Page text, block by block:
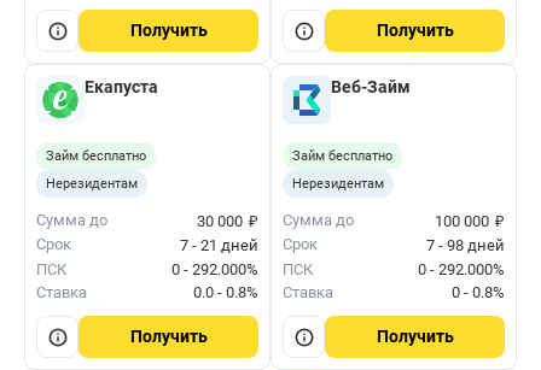
Получить Получить
Екапуста
Займ бесплатно
Нерезидентам
Сумма до 30 000 ₽
Срок
7 - 21 дней
ПСК
0 - 292.000%
Ставка
0.0 - 0.8%
Получить
Веб-Займ
Займ бесплатно
Нерезидентам
Сумма до 100 000 ₽
Срок
7 - 98 дней
ПСК
0 - 292.000%
Ставка
0 - 0.8%
Получить